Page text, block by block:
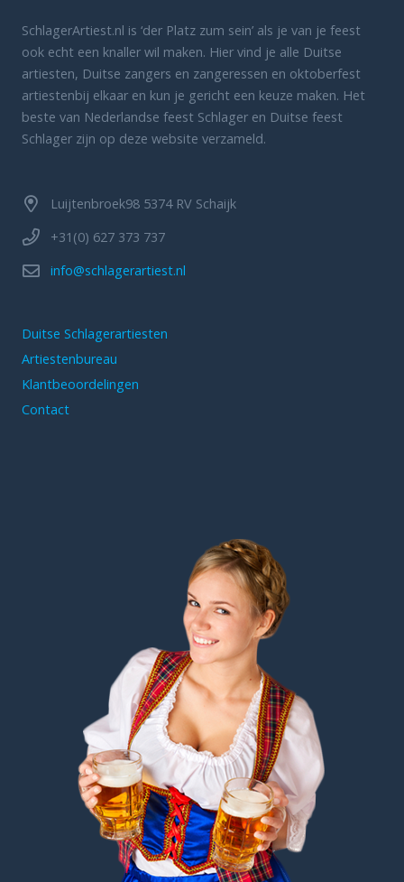
SchlagerArtiest.nl is ‘der Platz zum sein’ als je van je feest
ook echt een knaller wil maken. Hier vind je alle Duitse
artiesten, Duitse zangers en zangeressen en oktoberfest
artiestenbij elkaar en kun je gericht een keuze maken. Het
beste van Nederlandse feest Schlager en Duitse feest
Schlager zijn op deze website verzameld.
Luijtenbroek98 5374 RV Schaijk
+31(0) 627 373 737
info@schlagerartiest.nl
Duitse Schlagerartiesten
Artiestenbureau
Klantbeoordelingen
Contact